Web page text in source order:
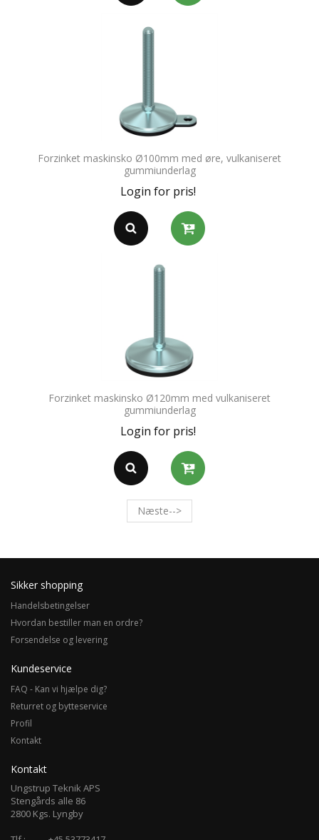
Forzinket maskinsko Ø100mm med øre, vulkaniseret
gummiunderlag
Login for pris!
Forzinket maskinsko Ø120mm med vulkaniseret
gummiunderlag
Login for pris!
Næste-->
Sikker shopping
Handelsbetingelser
Hvordan bestiller man en ordre?
Forsendelse og levering
Kundeservice
FAQ - Kan vi hjælpe dig?
Returret og bytteservice
Profil
Kontakt
Kontakt
Ungstrup Teknik APS
Stengårds alle 86
2800 Kgs. Lyngby